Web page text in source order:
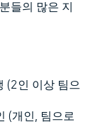
들의 많은 지
(2인 이상 팀으
(개인, 팀으로